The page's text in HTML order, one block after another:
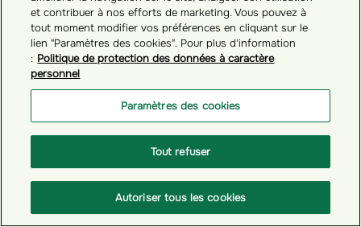
# GÉRER VOTRE COMPTE ÉPARGNANT
Découvrez l'Espace Personnel Épargnant
et contribuer à nos efforts de marketing. Vous pouvez à
tout moment modifier vos préférences en cliquant sur le
lien "Paramètres des cookies". Pour plus d'information
: Politique de protection des données à caractère
personnel
Paramètres des cookies
Tout refuser
Autoriser tous les cookies